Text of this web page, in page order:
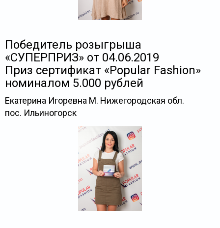
Победитель розыгрыша
«СУПЕРПРИЗ» от 04.06.2019
Приз сертификат «Popular Fashion»
номиналом 5.000 рублей
Екатерина Игоревна М. Нижегородская обл.
пос. Ильиногорск